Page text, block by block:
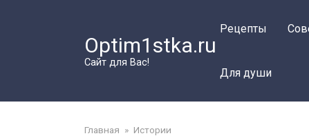
Optim1stka.ru
Сайт для Вас!
Рецепты
Для души
Главная » Истории